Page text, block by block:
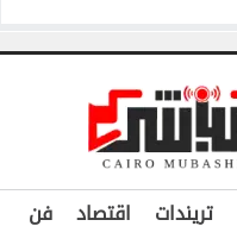
تريندات اقتصاد
فن